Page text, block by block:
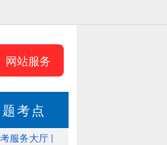
网站服务
考点
服务大厅 |